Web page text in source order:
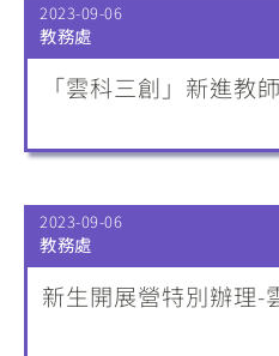
2023-09-06
教務處
「雲科三創」新進教
2023-09-06
教務處
新生開展營特別辦理-